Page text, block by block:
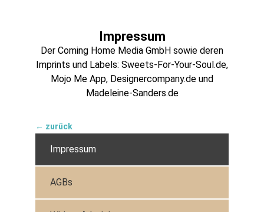
Impressum
Der Coming Home Media GmbH sowie deren
Imprints und Labels: Sweets-For-Your-Soul.de,
Mojo Me App, Designercompany.de und
Madeleine-Sanders.de
← zurück
Impressum
AGBs